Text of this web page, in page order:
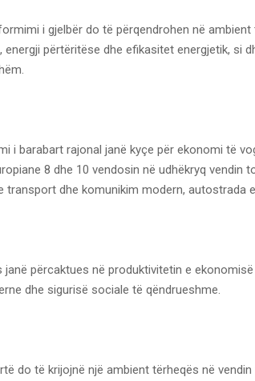
i gjelbër do të përqendrohen në ambient
përtëritëse dhe efikasitet energjetik, si
i barabart rajonal janë kyçe për ekonomi të
8 dhe 10 vendosin në udhëkryq vendin
transport dhe komunikim modern, autostrada
janë përcaktues në produktivitetin e
dhe sigurisë sociale të qëndrueshme.
do të krijojnë një ambient tërheqës në